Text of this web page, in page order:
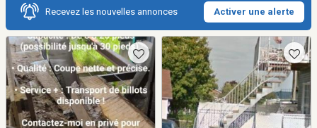
Recevez les nouvelles annonces Activer une alerte